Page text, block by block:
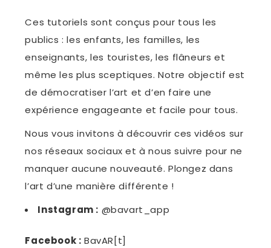
Ces tutoriels sont conçus pour tous les
publics : les enfants, les familles, les
enseignants, les touristes, les flâneurs et
même les plus sceptiques. Notre objectif est
de démocratiser l’art et d’en faire une
expérience engageante et facile pour tous.
Nous vous invitons à découvrir ces vidéos sur
nos réseaux sociaux et à nous suivre pour ne
manquer aucune nouveauté. Plongez dans
l’art d’une manière différente !
Instagram : @bavart_app
Facebook : BavAR[t]